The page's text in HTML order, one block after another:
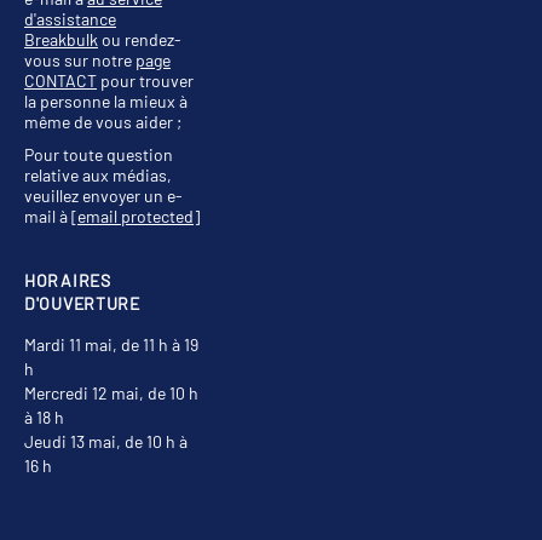
HORAIRES
D'OUVERTURE
Mardi 11 mai, de 11 h à 19
h
Mercredi 12 mai, de 10 h
à 18 h
Jeudi 13 mai, de 10 h à
16 h
d'assistance
Breakbulk ou rendez-
vous sur notre page
CONTACT pour trouver
la personne la mieux à
même de vous aider ;
Pour toute question
relative aux médias,
veuillez envoyer un e-
mail à[email protected]